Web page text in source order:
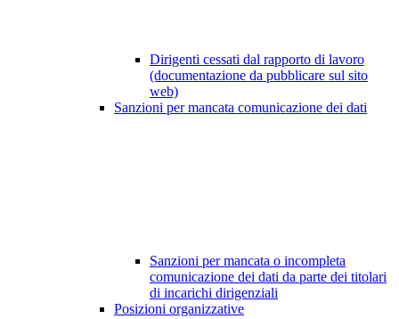
Dirigenti cessati dal rapporto di lavoro
(documentazione da pubblicare sul sito
web)
Sanzioni per mancata comunicazione dei dati
Sanzioni per mancata o incompleta
comunicazione dei dati da parte dei titolari
di incarichi dirigenziali
Posizioni organizzative